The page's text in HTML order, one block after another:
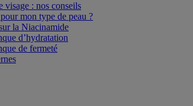
visage : nos conseils
mon type de peau ?
la Niacinamide​
d’hydratation
de fermeté